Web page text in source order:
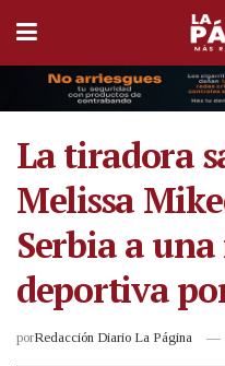
La tiradora
Melissa
Serbia a
deportiva
porRedacción Diario La Página